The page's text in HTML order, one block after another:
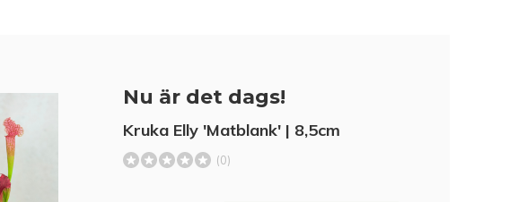
Nu är det dags!
Kruka Elly 'Matblank' | 8,5cm
(0)